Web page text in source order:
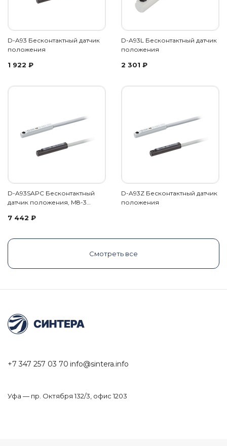
D-A93 Бесконтактный датчик
положения
1 922 ₽
D-A93L Бесконтактный датчик
положения
2 301 ₽
D-A93SAPC Бесконтактный
датчик положения, M8-3…
7 442 ₽
D-A93Z Бесконтактный датчик
положения
Смотреть все
+7 347 257 03 70 info@sintera.info
Уфа — пр. Октября 132/3, офис 1203